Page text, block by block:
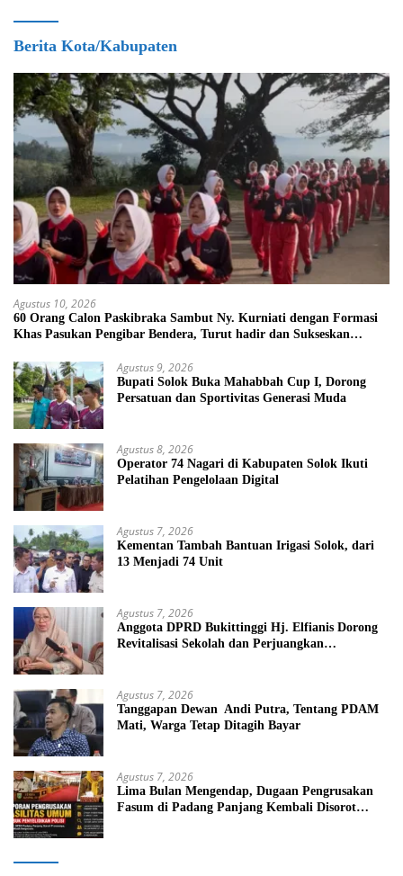
Berita Kota/Kabupaten
Agustus 10, 2026
60 Orang Calon Paskibraka Sambut Ny. Kurniati dengan Formasi
Khas Pasukan Pengibar Bendera, Turut hadir dan Sukseskan
Agustus 9, 2026
Bupati Solok Buka Mahabbah Cup I, Dorong
Persatuan dan Sportivitas Generasi Muda
Agustus 8, 2026
Operator 74 Nagari di Kabupaten Solok Ikuti
Pelatihan Pengelolaan Digital
Agustus 7, 2026
Kementan Tambah Bantuan Irigasi Solok, dari
13 Menjadi 74 Unit
Agustus 7, 2026
Anggota DPRD Bukittinggi Hj. Elfianis Dorong
Revitalisasi Sekolah dan Perjuangkan
Agustus 7, 2026
Tanggapan Dewan Andi Putra, Tentang PDAM
Mati, Warga Tetap Ditagih Bayar
Agustus 7, 2026
Lima Bulan Mengendap, Dugaan Pengrusakan
Fasum di Padang Panjang Kembali Disorot